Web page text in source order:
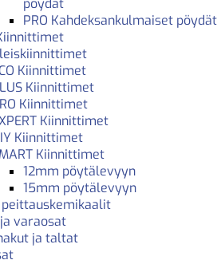
PRO Kahdeksankulmaiset pöydät
Kiinnittimet
Kiinnittimet
Kiinnittimet
Kiinnittimet
Kiinnittimet
Kiinnittimet
12mm pöytälevyyn
15mm pöytälevyyn
peittauskemikaalit
varaosat
ja taltat